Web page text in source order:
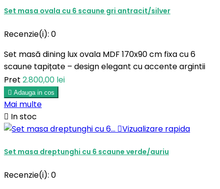
Set masa ovala cu 6 scaune gri antracit/silver
Recenzie(i): 0
Set masă dining lux ovala MDF 170x90 cm fixa cu 6
scaune tapițate – design elegant cu accente argintii
Pret 2.800,00 lei
 Adauga in cos
Mai multe
 In stoc
Vizualizare rapida
Set masa dreptunghi cu 6 scaune verde/auriu
Recenzie(i): 0